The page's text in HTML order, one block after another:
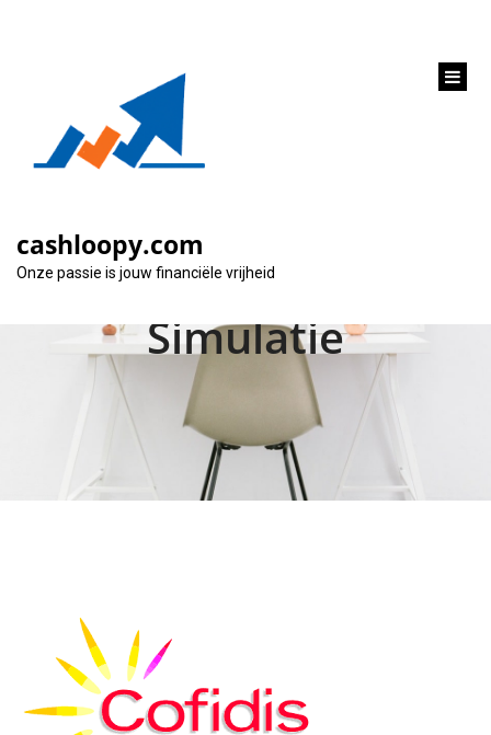
cashloopy.com
Onze passie is jouw financiële vrijheid
Ontdek jouw
Financiële Toekomst
met de Crelan Lening
Simulatie